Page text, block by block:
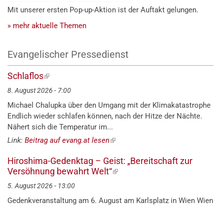
Mit unserer ersten Pop-up-Aktion ist der Auftakt gelungen.
» mehr aktuelle Themen
Evangelischer Pressedienst
Schlaflos(externer
Link)
8. August 2026 - 7:00
Michael Chalupka über den Umgang mit der Klimakatastrophe
Endlich wieder schlafen können, nach der Hitze der Nächte.
Nähert sich die Temperatur im...
Link: Beitrag auf evang.at lesen(externer
Hiroshima-Gedenktag – Geist: „Bereitschaft zur
Versöhnung bewahrt Welt“(externer
5. August 2026 - 13:00
Gedenkveranstaltung am 6. August am Karlsplatz in Wien Wien